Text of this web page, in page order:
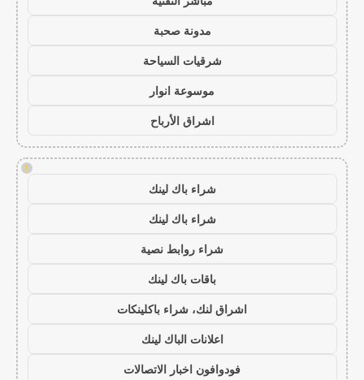
مدونة صحبة
شرقيات السياحة
موسوعة انوار
اشراق الأرباح
!
شراء باك لينك
شراء باك لينك
شراء روابط نصية
باقات باك لينك
اشراق لنك، شراء باكلينكات
اعلانات الباك لينك
فودوافون اخبار الاتصالات